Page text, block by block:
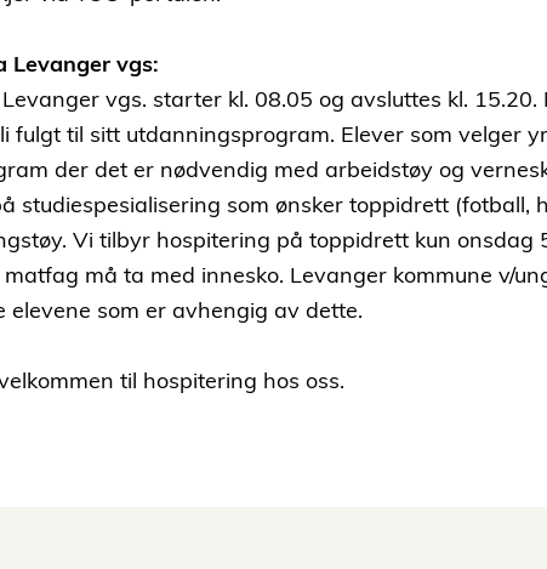
Levanger vgs:
vgs. starter kl. 08.05 og avsluttes kl. 15.20.
fulgt til sitt utdanningsprogram. Elever som velger
der det er nødvendig med arbeidstøy og
studiespesialisering som ønsker toppidrett (fotball,
Vi tilbyr hospitering på toppidrett kun onsdag
må ta med innesko. Levanger kommune v/
elevene som er avhengig av dette.
til hospitering hos oss.